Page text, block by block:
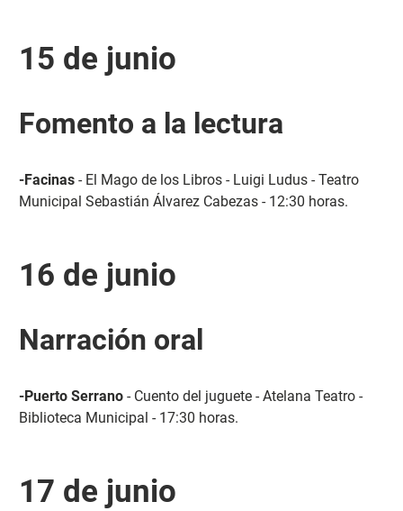
15 de junio
Fomento a la lectura
-Facinas- El Mago de los Libros - Luigi Ludus - Teatro
Municipal Sebastián Álvarez Cabezas - 12:30 horas.
16 de junio
Narración oral
-Puerto Serrano- Cuento del juguete - Atelana Teatro -
Biblioteca Municipal - 17:30 horas.
17 de junio